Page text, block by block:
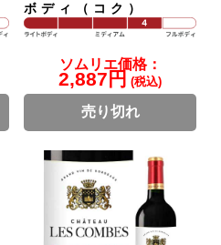
ボディ（コク）
ソムリエ価格：
2,887円 (税込)
売り切れ